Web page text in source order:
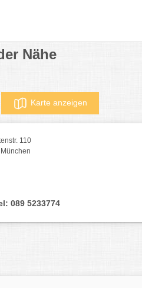
Nähe
Karte anzeigen
110
089 5233774